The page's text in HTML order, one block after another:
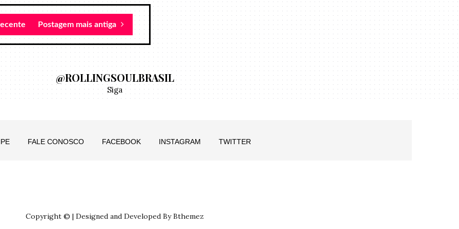
Postagem mais antiga
@ROLLINGSOULBRASIL
Siga
FALE CONOSCO FACEBOOK INSTAGRAM TWITTER
Copyright © | Designed and Developed By Bthemez